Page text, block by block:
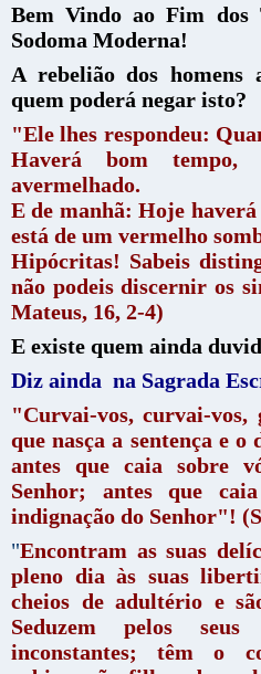
Bem Vindo ao Fim dos
Sodoma Moderna!
A rebelião dos homens
quem poderá negar isto?
"Ele lhes respondeu:
Haverá bom
avermelhado.
E de manhã: Hoje
está de um vermelho
Hipócritas! Sabeis
não podeis discernir os
Mateus, 16, 2-4)
E existe quem ainda
Diz ainda na Sagrada
"Curvai-vos, curvai-vos,
que nasça a sentença e o
antes que caia sobre
Senhor; antes que
indignação do Senhor"!
"Encontram as suas
pleno dia às suas
cheios de adultério e
Seduzem pelos
inconstantes; têm o